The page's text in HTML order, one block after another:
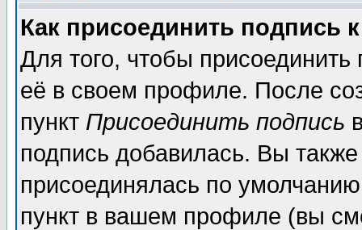
Как присоединить подпись
Для того, чтобы
её в своем профиле. После
пункт Присоединить подпись
подпись добавилась. Вы
присоединялась по
пункт в вашем профиле (вы